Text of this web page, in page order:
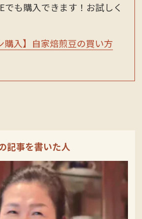
も購入できます！お試しく
購入】自家焙煎豆の買い方
記事を書いた人